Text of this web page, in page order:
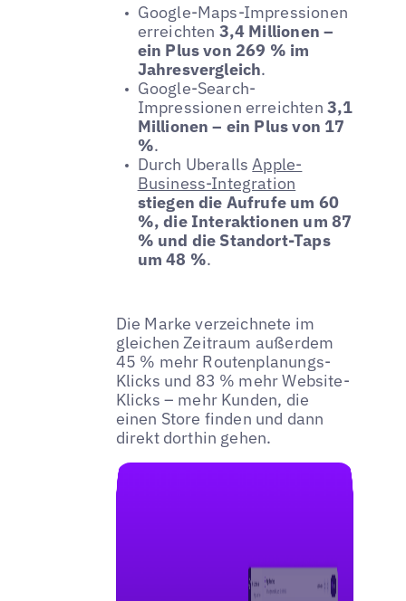
Google-Maps-Impressionen
erreichten 3,4 Millionen –
ein Plus von 269 % im
Jahresvergleich.
Google-Search-
Impressionen erreichten 3,1
Millionen – ein Plus von 17
%.
Durch UberallsApple-
Business-Integration
stiegen die Aufrufe um 60
%, die Interaktionen um 87
% und die Standort-Taps
um 48 %.
Die Marke verzeichnete im
gleichen Zeitraum außerdem
45 % mehr Routenplanungs-
Klicks und 83 % mehr Website-
Klicks – mehr Kunden, die
einen Store finden und dann
direkt dorthin gehen.